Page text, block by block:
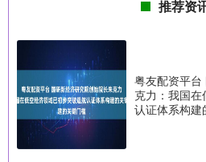
推荐资
粤友配资平
克力：我国
认证体系构建